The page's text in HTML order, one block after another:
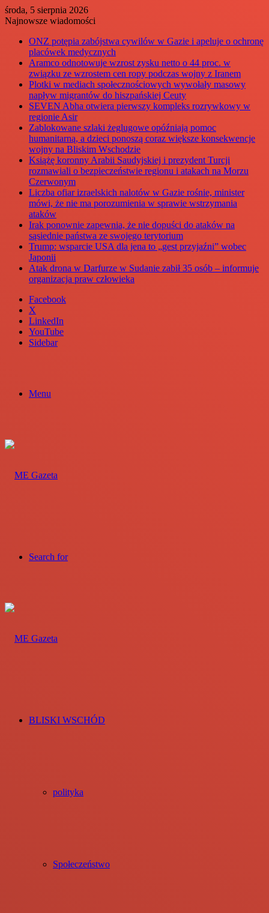
środa, 5 sierpnia 2026
Najnowsze wiadomości
ONZ potępia zabójstwa cywilów w Gazie i apeluje o ochronę
placówek medycznych
Aramco odnotowuje wzrost zysku netto o 44 proc. w
związku ze wzrostem cen ropy podczas wojny z Iranem
Plotki w mediach społecznościowych wywołały masowy
napływ migrantów do hiszpańskiej Ceuty
SEVEN Abha otwiera pierwszy kompleks rozrywkowy w
regionie Asir
Zablokowane szlaki żeglugowe opóźniają pomoc
humanitarną, a dzieci ponoszą coraz większe konsekwencje
wojny na Bliskim Wschodzie
Książę koronny Arabii Saudyjskiej i prezydent Turcji
rozmawiali o bezpieczeństwie regionu i atakach na Morzu
Czerwonym
Liczba ofiar izraelskich nalotów w Gazie rośnie, minister
mówi, że nie ma porozumienia w sprawie wstrzymania
ataków
Irak ponownie zapewnia, że nie dopuści do ataków na
sąsiednie państwa ze swojego terytorium
Trump: wsparcie USA dla jena to „gest przyjaźni” wobec
Japonii
Atak drona w Darfurze w Sudanie zabił 35 osób – informuje
organizacja praw człowieka
Facebook
X
LinkedIn
YouTube
Sidebar
Menu
Search for
BLISKI WSCHÓD
polityka
Społeczeństwo